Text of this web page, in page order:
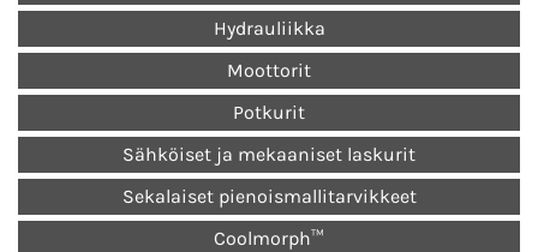
Hydrauliikka
Moottorit
Potkurit
Sähköiset ja mekaaniset laskurit
Sekalaiset pienoismallitarvikkeet
Coolmorph™